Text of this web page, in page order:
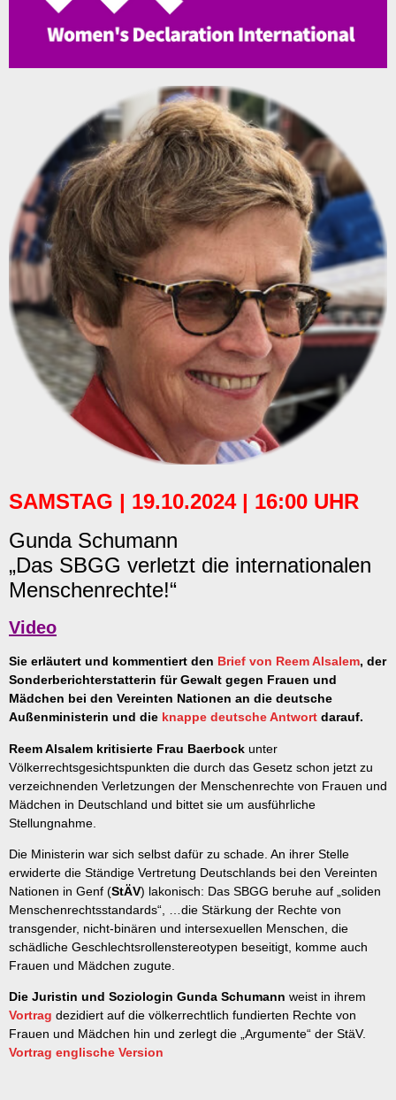
SAMSTAG | 19.10.2024 | 16:00 UHR
Gunda Schumann
„Das SBGG verletzt die internationalen
Menschenrechte!“
Video
Sie erläutert und kommentiert den Brief von Reem Alsalem, der
Sonderberichterstatterin für Gewalt gegen Frauen und
Mädchen bei den Vereinten Nationen an die deutsche
Außenministerin und die knappe deutsche Antwort darauf.
Reem Alsalem kritisierte Frau Baerbock unter
Völkerrechtsgesichtspunkten die durch das Gesetz schon jetzt zu
verzeichnenden Verletzungen der Menschenrechte von Frauen und
Mädchen in Deutschland und bittet sie um ausführliche
Stellungnahme.
Die Ministerin war sich selbst dafür zu schade. An ihrer Stelle
erwiderte die Ständige Vertretung Deutschlands bei den Vereinten
Nationen in Genf (StÄV) lakonisch: Das SBGG beruhe auf „soliden
Menschenrechtsstandards“, …die Stärkung der Rechte von
transgender, nicht-binären und intersexuellen Menschen, die
schädliche Geschlechtsrollenstereotypen beseitigt, komme auch
Frauen und Mädchen zugute.
Die Juristin und Soziologin Gunda Schumann weist in ihrem
Vortrag dezidiert auf die völkerrechtlich fundierten Rechte von
Frauen und Mädchen hin und zerlegt die „Argumente“ der StäV.
Vortrag englische Version